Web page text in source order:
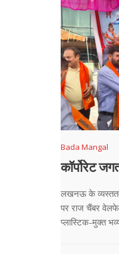
Bada Mangal
कॉर्पोरेट
लखनऊ के
पर राज चैंबर
प्लास्टिक-मुक्त